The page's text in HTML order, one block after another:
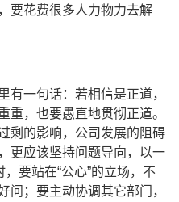
要花费很多人力物力去解
有一句话：若相信是正道，
重，也要愚直地贯彻正道。
剩的影响，公司发展的阻碍
更应该坚持问题导向，以一
要站在“公心”的立场，不
问；要主动协调其它部门，